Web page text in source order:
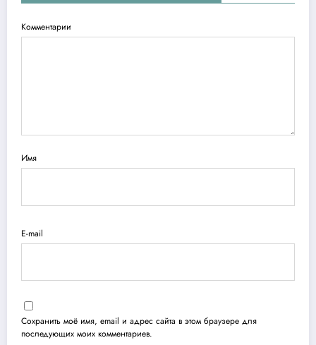
Комментарии
Имя
E-mail
Сохранить моё имя, email и адрес сайта в этом браузере для
последующих моих комментариев.